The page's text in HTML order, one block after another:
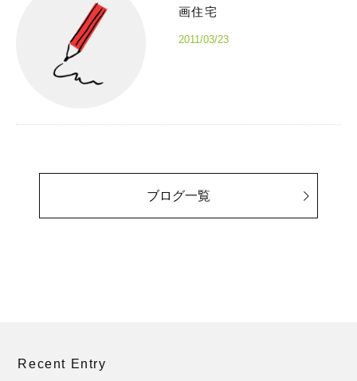
画住宅
2011/03/23
ブログ一覧
Recent Entry